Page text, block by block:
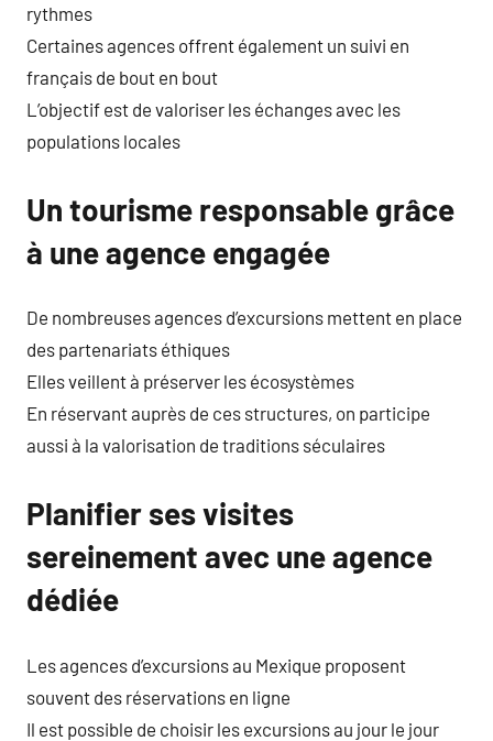
rythmes
Certaines agences offrent également un suivi en
français de bout en bout
L’objectif est de valoriser les échanges avec les
populations locales
Un tourisme responsable grâce
à une agence engagée
De nombreuses agences d’excursions mettent en place
des partenariats éthiques
Elles veillent à préserver les écosystèmes
En réservant auprès de ces structures, on participe
aussi à la valorisation de traditions séculaires
Planifier ses visites
sereinement avec une agence
dédiée
Les agences d’excursions au Mexique proposent
souvent des réservations en ligne
Il est possible de choisir les excursions au jour le jour